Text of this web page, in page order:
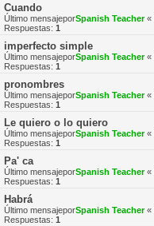
Cuando
Último mensajeporSpanish Teacher«
Respuestas: 1
imperfecto simple
Último mensajeporSpanish Teacher«
Respuestas: 1
pronombres
Último mensajeporSpanish Teacher«
Respuestas: 1
Le quiero o lo quiero
Último mensajeporSpanish Teacher«
Respuestas: 1
Pa' ca
Último mensajeporSpanish Teacher«
Respuestas: 1
Habrá
Último mensajeporSpanish Teacher«
Respuestas: 1